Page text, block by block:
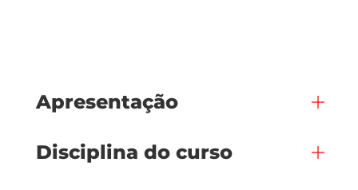
Apresentação
Disciplina do curso